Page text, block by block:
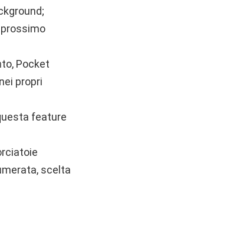
Pocket
propri
feature
scelta